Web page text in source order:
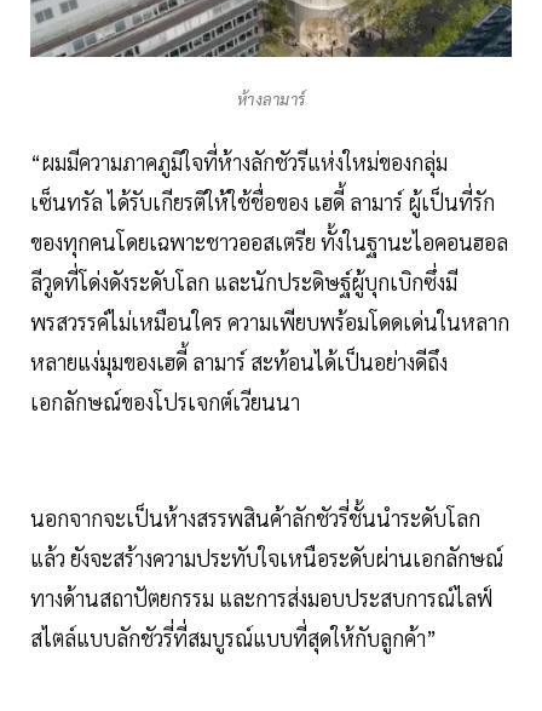
ห้างลามาร์
“ผมมีความภาคภูมิใจที่ห้างลักชัวรีแห่งใหม่ของกลุ่ม
เซ็นทรัล ได้รับเกียรติให้ใช้ชื่อของ เฮดี้ ลามาร์ ผู้เป็นที่รัก
ของทุกคนโดยเฉพาะชาวออสเตรีย ทั้งในฐานะไอคอนฮอล
ลีวูดที่โด่งดังระดับโลก และนักประดิษฐ์ผู้บุกเบิกซึ่งมี
พรสวรรค์ไม่เหมือนใคร ความเพียบพร้อมโดดเด่นในหลาก
หลายแง่มุมของเฮดี้ ลามาร์ สะท้อนได้เป็นอย่างดีถึง
เอกลักษณ์ของโปรเจกต์เวียนนา
นอกจากจะเป็นห้างสรรพสินค้าลักชัวรี่ชั้นนำระดับโลก
แล้ว ยังจะสร้างความประทับใจเหนือระดับผ่านเอกลักษณ์
ทางด้านสถาปัตยกรรม และการส่งมอบประสบการณ์ไลฟ์
สไตล์แบบลักชัวรี่ที่สมบูรณ์แบบที่สุดให้กับลูกค้า”